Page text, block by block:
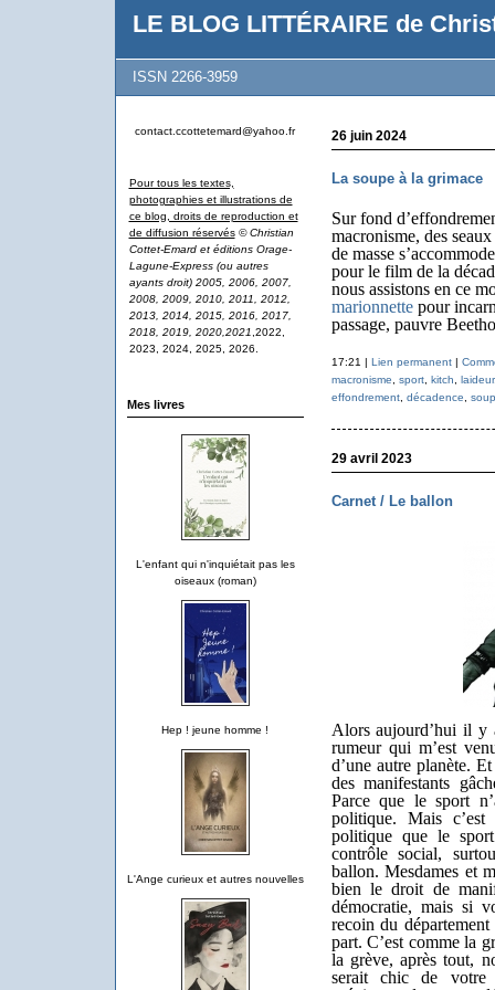
LE BLOG LITTÉRAIRE de
ISSN 2266-3959
contact.ccottetemard@yahoo.fr
Pour tous les textes,
photographies et illustrations de
ce blog, droits de reproduction et
de diffusion réservés © Christian
Cottet-Emard et éditions Orage-
Lagune-Express (ou autres
ayants droit) 2005, 2006, 2007,
2008, 2009, 2010, 2011, 2012,
2013, 2014, 2015, 2016, 2017,
2018, 2019, 2020,2021 ,2022,
2023, 2024, 2025, 2026.
Mes livres
L'enfant qui n'inquiétait pas les
oiseaux (roman)
Hep ! jeune homme !
L'Ange curieux et autres nouvelles
26 juin 2024
La soupe à la grimace
Sur fond
macronisme, des
de masse
pour le film de la
nous assistons en ce
marionnettepour
passage, pauvre
17:21 | Lien permanent|
macronisme
sport, kitch laideur
effondrement, décadence
29 avril 2023
Carnet / Le ballon
Alors aujourd’hui il y
rumeur qui m’est
d’une autre planète.
des manifestants
Parce que le sport
politique. Mais
politique que le
contrôle social,
ballon. Mesdames et
bien le droit de
démocratie, mais si
recoin du
part. C’est comme la
la grève, après tout,
serait chic de votre